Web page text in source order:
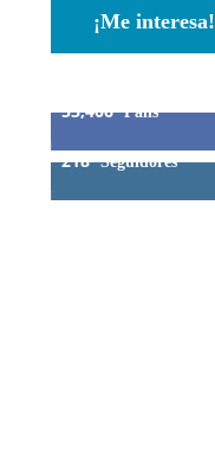
¡Me interesa!
53,406 Fans
218 Seguidores